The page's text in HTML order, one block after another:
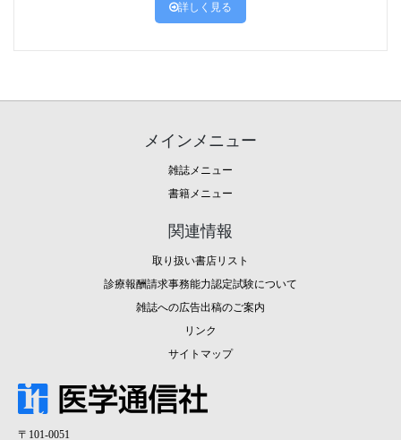
詳しく見る
メインメニュー
雑誌メニュー
書籍メニュー
関連情報
取り扱い書店リスト
診療報酬請求事務能力認定試験について
雑誌への広告出稿のご案内
リンク
サイトマップ
〒101-0051